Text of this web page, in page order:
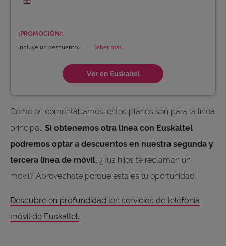
Ver en Euskaltel
¡PROMOCIÓN!:
Incluye un descuento
Saber más
Como os comentábamos, estos planes son para la línea
principal. Si obtenemos otra línea con Euskaltel
podremos optar a descuentos en nuestra segunda y
tercera línea de móvil. ¿Tus hijos te reclaman un
móvil? Aprovéchate porque esta es tu oportunidad.
Descubre en profundidad los servicios de telefonía
móvil de Euskaltel.